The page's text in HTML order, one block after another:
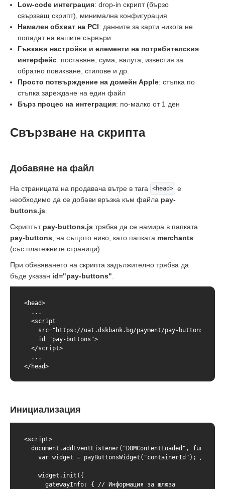
Low-code интеграция: drop-in скрипт (бързо
свързващ скрипт), минимална конфигурация
Намален обхват на PCI: данните за карти никога не
попадат на вашите сървъри
Гъвкави настройки и елементи на потребителския
интерфейс: поставяне, сума, валута, известия за
обратно повикване, стилове и др.
Просто потвърждение на домейн Apple: стъпка по
стъпка зареждане на един файл
Бърз процес на интеграция: по-малко от 1 ден
Свързване на скрипта
Добавяне на файл
На страницата на продавача вътре в тага <head> е
необходимо да се добави връзка към файла pay-
buttons.js
Скриптът pay-buttons.js трябва да се намира в папката
pay-buttons , на същото ниво, като папката merchants
(със платежните страници).
При обявяването на скрипта задължително трябва да
бъде указан id="pay-buttons"
<head>
  ...
  <script
src="https://uat.dskbank.bg/payment/pay-buttons/pay-
    id="pay-buttons">
  </script>
  ...
</head>
Инициализация
<script>
document.addEventListener("DOMContentLoaded", function
var widget = payButtonsWidget("containerId"); //
    widget.init({
      gatewayInfo: { // Информация за шлюза